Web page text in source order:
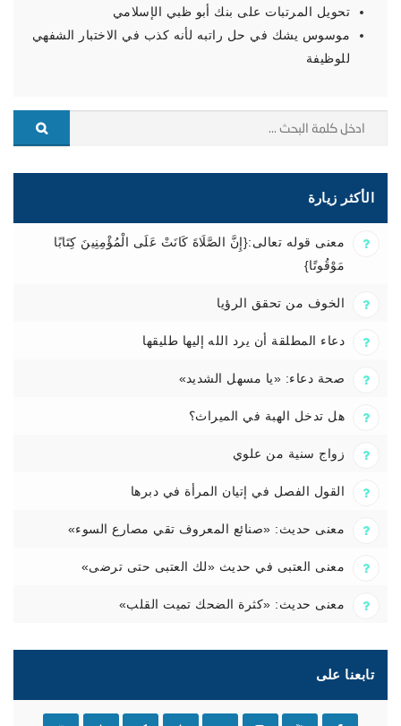
تحويل المرتبات على بنك أبو ظبي الإسلامي
موسوس يشك في حل راتبه لأنه كذب في الاختبار الشفهي
للوظيفة
الأكثر زيارة
معنى قوله تعالى:{إِنَّ الصَّلَاةَ كَانَتْ عَلَى الْمُؤْمِنِينَ كِتَابًا
مَوْقُوتًا}
الخوف من تحقق الرؤيا
دعاء المطلقة أن يرد الله إليها طليقها
صحة دعاء: «يا مسهل الشديد»
هل تدخل الهبة في الميراث؟
زواج سنية من علوي
القول الفصل في إتيان المرأة في دبرها
معنى حديث: «صنائع المعروف تقي مصارع السوء»
معنى العتبى في حديث «لك العتبى حتى ترضى»
معنى حديث: «كثرة الضحك تميت القلب»
تابعنا على